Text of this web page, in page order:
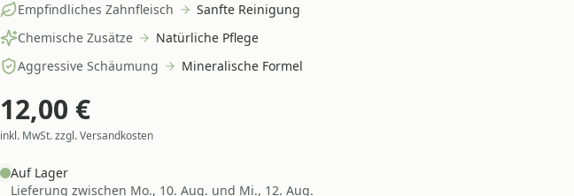
Empfindliches Zahnfleisch
Sanfte Reinigung
Chemische Zusätze
Natürliche Pflege
Aggressive Schäumung
Mineralische Formel
12,00 €
inkl. MwSt. zzgl. Versandkosten
Auf Lager
Lieferung zwischen Mo., 10. Aug. und Mi., 12. Aug.